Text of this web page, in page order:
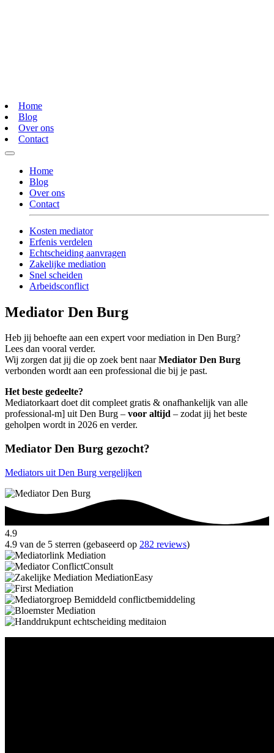
Home
Blog
Over ons
Contact
Home
Blog
Over ons
Contact
Kosten mediator
Erfenis verdelen
Echtscheiding aanvragen
Zakelijke mediation
Snel scheiden
Arbeidsconflict
Mediator Den Burg
Heb jij behoefte aan een expert voor mediation in Den Burg?
Lees dan vooral verder.
Wij zorgen dat jij die op zoek bent naarMediator Den Burg
verbonden wordt aan een professional die bij je past.
Het beste gedeelte?
Mediatorkaart doet dit compleet gratis & onafhankelijk van alle
professional-m] uit Den Burg – voor altijd – zodat jij het beste
geholpen wordt in 2026 en verder.
Mediator Den Burg gezocht?
Mediators uit Den Burg vergelijken
4.9
4.9 van de 5 sterren (gebaseerd op 282 reviews)